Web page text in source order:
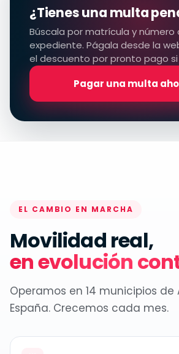
¿Tienes una multa
Búscala por matrícula y número
expediente. Págala desde la
el descuento por pronto pago si
Pagar una multa
EL CAMBIO EN MARCHA
Movilidad real,
en evolución
Operamos en 14 municipios de
España. Crecemos cada mes.